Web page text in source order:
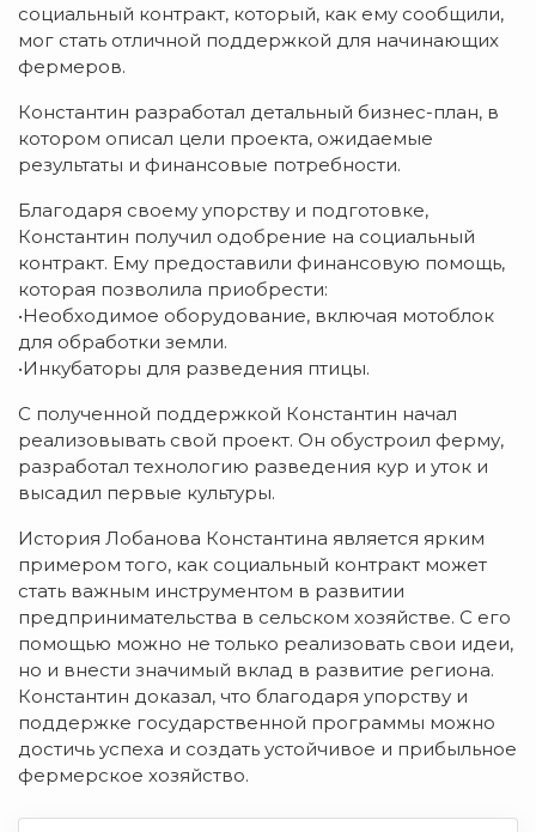
социальный контракт, который, как ему сообщили,
мог стать отличной поддержкой для начинающих
фермеров.
Константин разработал детальный бизнес-план, в
котором описал цели проекта, ожидаемые
результаты и финансовые потребности.
Благодаря своему упорству и подготовке,
Константин получил одобрение на социальный
контракт. Ему предоставили финансовую помощь,
которая позволила приобрести:
•Необходимое оборудование, включая мотоблок
для обработки земли.
•Инкубаторы для разведения птицы.
С полученной поддержкой Константин начал
реализовывать свой проект. Он обустроил ферму,
разработал технологию разведения кур и уток и
высадил первые культуры.
История Лобанова Константина является ярким
примером того, как социальный контракт может
стать важным инструментом в развитии
предпринимательства в сельском хозяйстве. С его
помощью можно не только реализовать свои идеи,
но и внести значимый вклад в развитие региона.
Константин доказал, что благодаря упорству и
поддержке государственной программы можно
достичь успеха и создать устойчивое и прибыльное
фермерское хозяйство.